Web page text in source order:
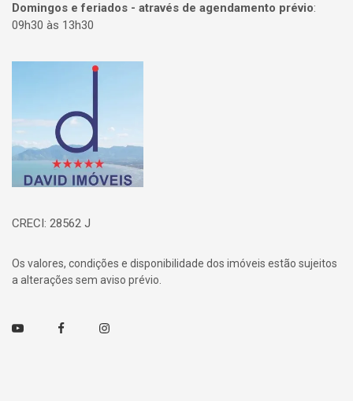
Domingos e feriados - através de agendamento prévio:
09h30 às 13h30
Página inicial
CRECI: 28562 J
Os valores, condições e disponibilidade dos imóveis estão sujeitos
a alterações sem aviso prévio.
Youtube FacebookInstagram